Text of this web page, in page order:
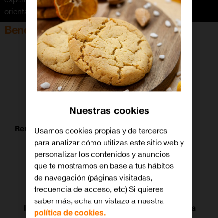
orientación y perfil.
Beneficios del caso de uso
Renderizado en la nube Calidad gráfica
Interacción grupal Experiencia guiada
Nuestras cookies
Usamos cookies propias y de terceros
para analizar cómo utilizas este sitio web y
personalizar los contenidos y anuncios
que te mostramos en base a tus hábitos
de navegación (páginas visitadas,
frecuencia de acceso, etc) Si quieres
saber más, echa un vistazo a nuestra
política de cookies.